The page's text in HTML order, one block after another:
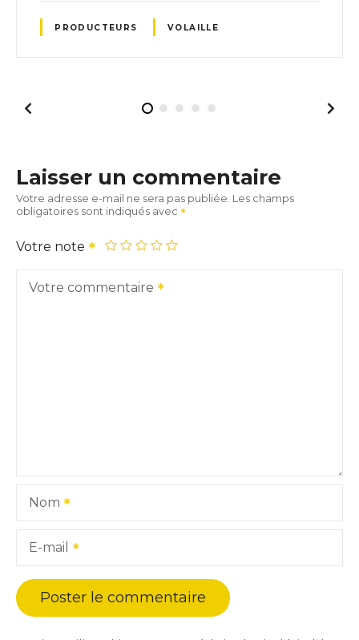
PRODUCTEURS VOLAILLE
Laisser un commentaire
Votre adresse e-mail ne sera pas publiée. Les champs
obligatoires sont indiqués avec
Votre note
Votre commentaire
Nom
E-mail